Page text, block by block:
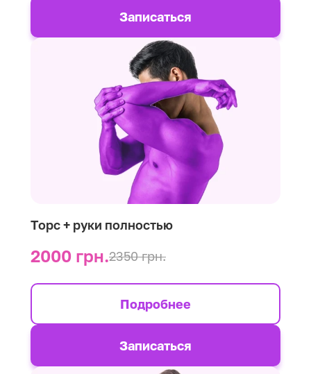
Записаться
Торс + руки полностью
2000 грн.2350 грн.
Подробнее
Записаться